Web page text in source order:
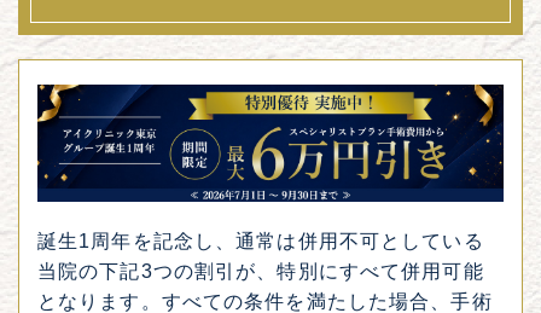
誕生1周年を記念し、通常は併用不可としている
当院の下記3つの割引が、特別にすべて併用可能
となります。すべての条件を満たした場合、手術